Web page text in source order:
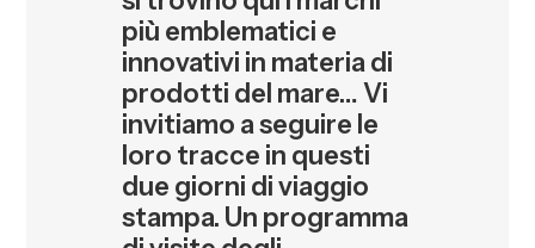
più emblematici e
innovativi in materia di
prodotti del mare… Vi
invitiamo a seguire le
loro tracce in questi
due giorni di viaggio
stampa. Un programma